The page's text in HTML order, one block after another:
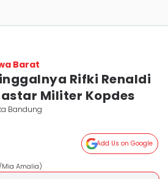
Barat
Rifki Renaldi
Militer Kopdes
Bandung
Add Us on Google
Amalia)